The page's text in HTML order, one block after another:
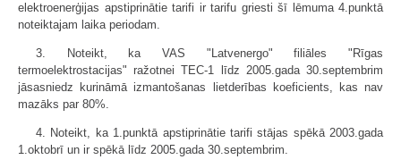
elektroenerģijas apstiprinātie tarifi ir tarifu griesti šī lēmuma 4.punktā
noteiktajam laika periodam.
3. Noteikt, ka VAS "Latvenergo" filiāles "Rīgas
termoelektrostacijas" ražotnei TEC-1 līdz 2005.gada 30.septembrim
jāsasniedz kurināmā izmantošanas lietderības koeficients, kas nav
mazāks par 80%.
4. Noteikt, ka 1.punktā apstiprinātie tarifi stājas spēkā 2003.gada
1.oktobrī un ir spēkā līdz 2005.gada 30.septembrim.